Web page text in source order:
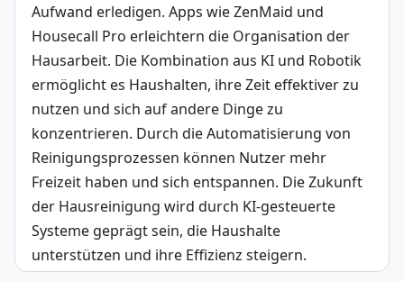
Aufwand erledigen. Apps wie ZenMaid und
Housecall Pro erleichtern die Organisation der
Hausarbeit. Die Kombination aus KI und Robotik
ermöglicht es Haushalten, ihre Zeit effektiver zu
nutzen und sich auf andere Dinge zu
konzentrieren. Durch die Automatisierung von
Reinigungsprozessen können Nutzer mehr
Freizeit haben und sich entspannen. Die Zukunft
der Hausreinigung wird durch KI-gesteuerte
Systeme geprägt sein, die Haushalte
unterstützen und ihre Effizienz steigern.